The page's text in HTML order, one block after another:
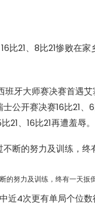
比21、8比21惨败在
班牙大师赛决赛首遇艾
公开赛决赛16比21、
、16比21再遭羞辱。
努力及训练，终有一天扳倒
近4次更有单局个位